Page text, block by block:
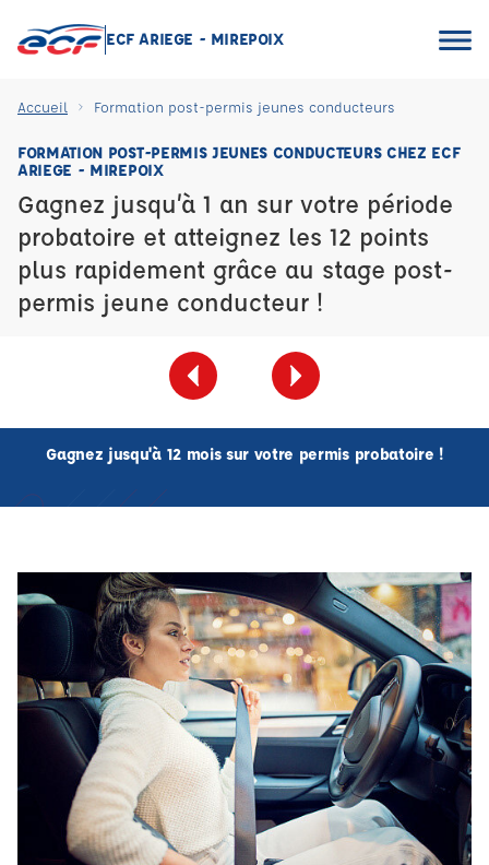
ECF ARIEGE - MIREPOIX
Accueil Formation post-permis jeunes conducteurs
FORMATION POST-PERMIS JEUNES CONDUCTEURS CHEZ ECF
ARIEGE - MIREPOIX
Gagnez jusqu’à 1 an sur votre période
probatoire et atteignez les 12 points
plus rapidement grâce au stage post-
permis jeune conducteur !
Gagnez jusqu'à 12 mois sur votre permis probatoire !